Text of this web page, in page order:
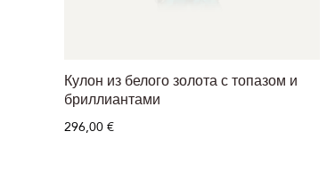
Кулон из белого золота с топазом и
бриллиантами
296,00 €